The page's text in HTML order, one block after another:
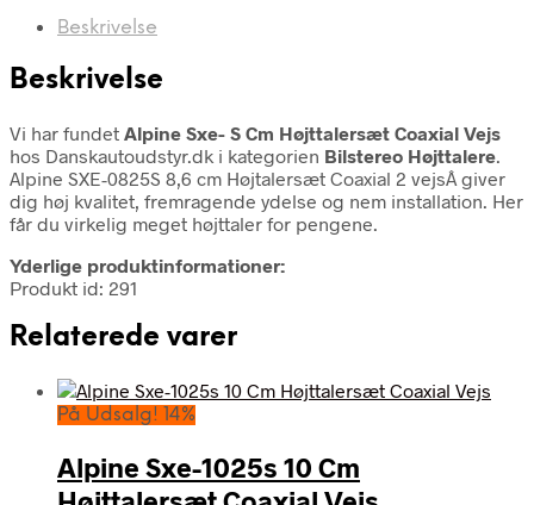
Beskrivelse
Beskrivelse
Vi har fundet Alpine Sxe- S Cm Højttalersæt Coaxial Vejs
hos Danskautoudstyr.dk i kategorien Bilstereo Højttalere.
Alpine SXE-0825S 8,6 cm Højtalersæt Coaxial 2 vejsÂ giver
dig høj kvalitet, fremragende ydelse og nem installation. Her
får du virkelig meget højttaler for pengene.
Yderlige produktinformationer:
Produkt id: 291
Relaterede varer
På Udsalg! 14%
Alpine Sxe-1025s 10 Cm